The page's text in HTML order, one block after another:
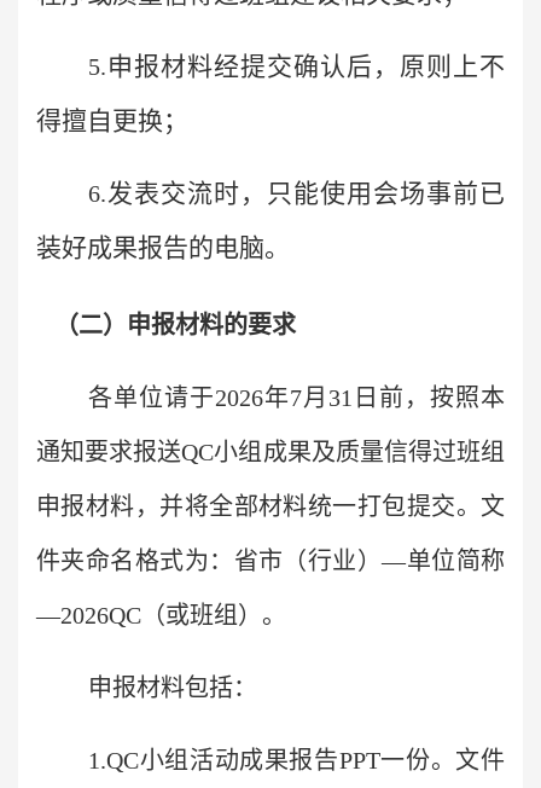
5.申报材料经提交确认后，原则上不
得擅自更换；
6.发表交流时，只能使用会场事前已
装好成果报告的电脑。
（二）申报材料的要求
各单位请于2026年7月31日前，按照本
通知要求报送QC小组成果及质量信得过班组
申报材料，并将全部材料统一打包提交。文
件夹命名格式为：省市（行业）—单位简称
—2026QC（或班组）。
申报材料包括：
1.QC小组活动成果报告PPT一份。文件